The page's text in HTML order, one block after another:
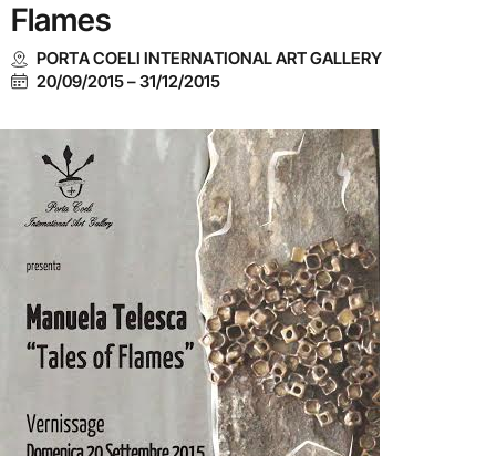
Flames
PORTA COELI INTERNATIONAL ART GALLERY
20/09/2015–31/12/2015